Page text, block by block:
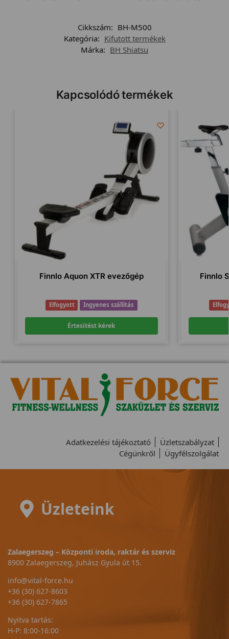
Cikkszám: BH-M500
Kategória: Kifutott termékek
Márka: BH Shiatsu
Kapcsolódó termékek
Finnlo Aquon XTR evezőgép
Elfogyott Ingyenes szállítás
Értesítést kérek
Finnlo
Adatkezelési tájékoztató
Üzletszabályzat
Cégünkről
Ügyfélszolgálat
Üzleteink
Zalaegerszeg – Központi iroda, raktár és szerviz
8900 Zalaegerszeg, Juhász Gyula út 15.
info@vital-force.hu
+36 (30) 627-8603
+36 (30) 627-7865
Nyitva tartás:
H-P: 8:00-16:00